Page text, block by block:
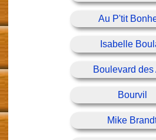
Au P'tit
Isabelle
Boulevard des
Bourvil
Mike